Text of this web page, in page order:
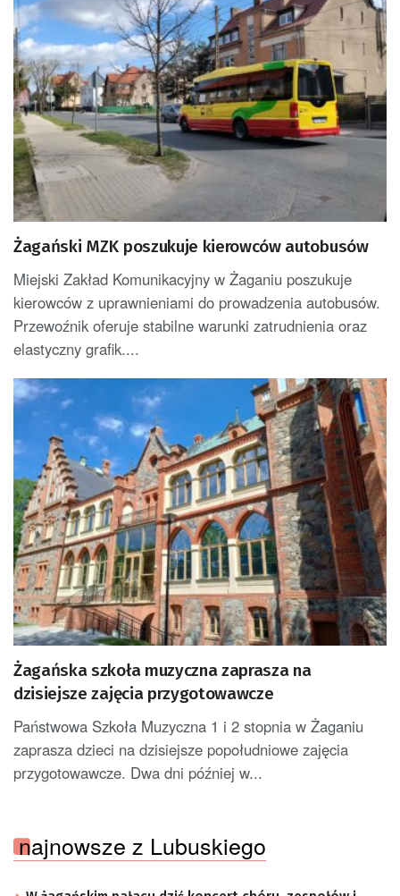
Żagański MZK poszukuje kierowców autobusów
Miejski Zakład Komunikacyjny w Żaganiu poszukuje
kierowców z uprawnieniami do prowadzenia autobusów.
Przewoźnik oferuje stabilne warunki zatrudnienia oraz
elastyczny grafik....
Żagańska szkoła muzyczna zaprasza na
dzisiejsze zajęcia przygotowawcze
Państwowa Szkoła Muzyczna 1 i 2 stopnia w Żaganiu
zaprasza dzieci na dzisiejsze popołudniowe zajęcia
przygotowawcze. Dwa dni później w...
najnowsze z Lubuskiego